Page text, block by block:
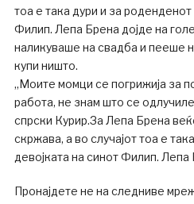
тоа е така дури и за роденденот
Филип. Лепа Брена дојде на
наликуваше на свадба и пееше
купи ништо.
„Моите момци се погрижија за
работа, не знам што се
спрски Курир.За Лепа Брена
скржава, а во случајот тоа е
девојката на синот Филип.
Пронајдете не на следниве